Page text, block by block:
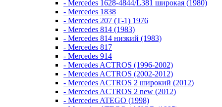
- Mercedes 1628-4844/L381 широкая (1980)
- Mercedes 1838
- Mercedes 207 (Т-1) 1976
- Mercedes 814 (1983)
- Mercedes 814 низкий (1983)
- Mercedes 817
- Mercedes 914
- Mercedes ACTROS (1996-2002)
- Mercedes ACTROS (2002-2012)
- Mercedes ACTROS 2 широкий (2012)
- Mercedes ACTROS 2 new (2012)
- Mercedes ATEGO (1998)